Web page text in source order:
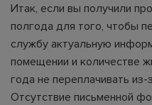
Итак, если вы получили
полгода для того, чтобы
службу актуальную
помещении и количестве
года не переплачивать
Отсутствие письменной